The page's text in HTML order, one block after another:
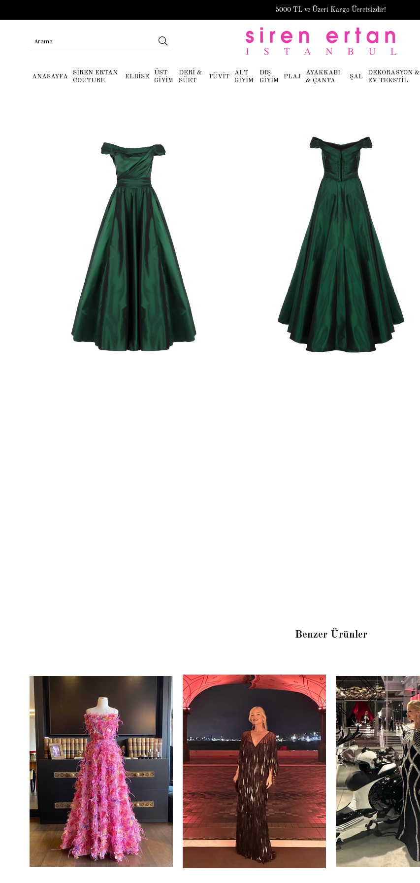
5000 TL ve Üzeri Kargo Ücretsizdir!
ANASAYFA
SİREN ERTAN
COUTURE
ELBİSE
ÜST
GİYİM
DERİ &
SÜET
TÜVİT
ALT
GİYİM
DIŞ
GİYİM
PLAJ
AYAKKABI
& ÇANTA
ŞAL
DEKORASYON &
EV TEKSTİL
Benzer Ürünler